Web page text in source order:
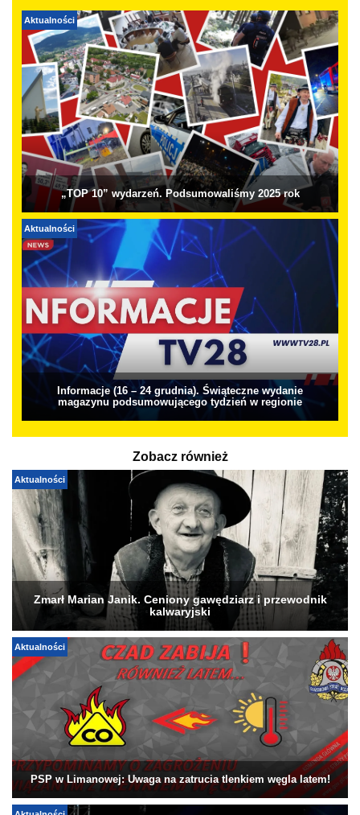
Aktualności
„TOP 10” wydarzeń. Podsumowaliśmy 2025 rok
Aktualności
Informacje (16 – 24 grudnia). Świąteczne wydanie
magazynu podsumowującego tydzień w regionie
Zobacz również
Aktualności
Zmarł Marian Janik. Ceniony gawędziarz i przewodnik
kalwaryjski
Aktualności
PSP w Limanowej: Uwaga na zatrucia tlenkiem węgla latem!